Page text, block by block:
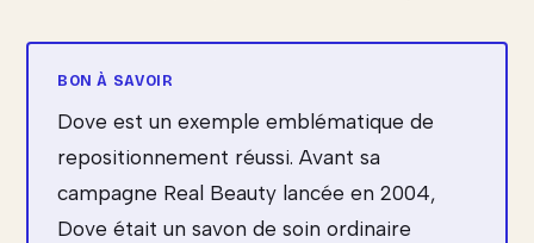
Dove est un exemple emblématique de
repositionnement réussi. Avant sa
campagne Real Beauty lancée en 2004,
Dove était un savon de soin ordinaire